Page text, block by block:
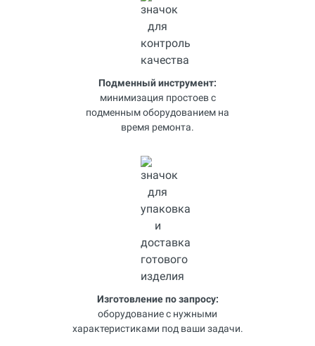
Подменный инструмент:
минимизация простоев с
подменным оборудованием на
время ремонта.
Изготовление по запросу:
оборудование с нужными
характеристиками под ваши задачи.